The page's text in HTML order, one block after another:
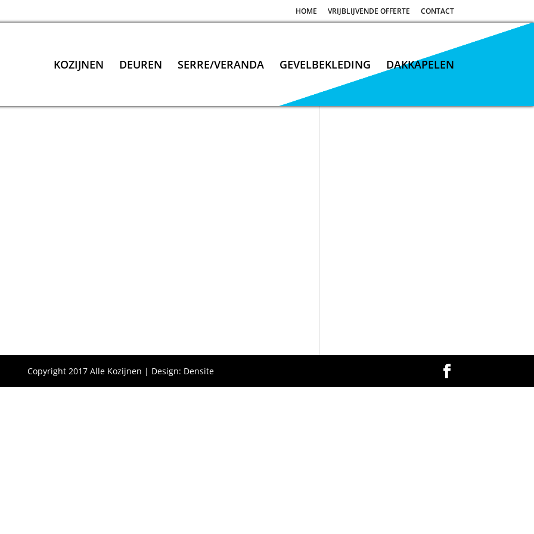
HOME VRIJBLIJVENDE OFFERTE CONTACT
KOZIJNEN DEUREN SERRE/VERANDA GEVELBEKLEDING DAKKAPELEN
Copyright 2017 Alle Kozijnen | Design: Densite